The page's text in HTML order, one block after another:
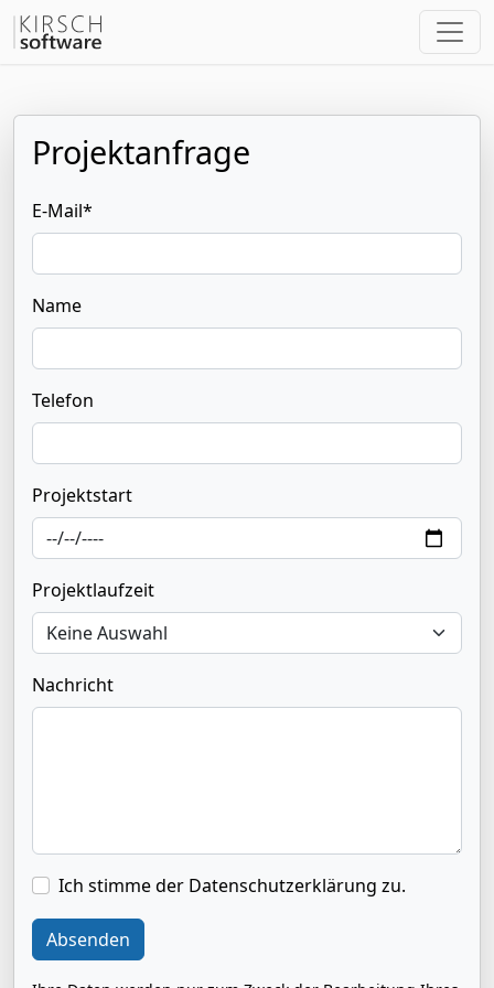
Projektanfrage
E-Mail*
Name
Telefon
Projektstart
Projektlaufzeit
Nachricht
Ich stimme der Datenschutzerklärung zu.